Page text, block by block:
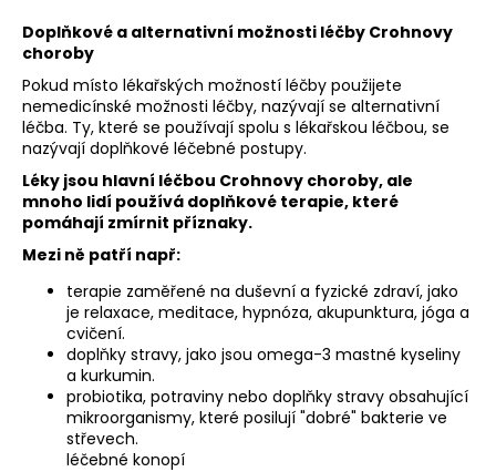
Doplňkové a alternativní možnosti léčby Crohnovy
choroby
Pokud místo lékařských možností léčby použijete
nemedicínské možnosti léčby, nazývají se alternativní
léčba. Ty, které se používají spolu s lékařskou léčbou, se
nazývají doplňkové léčebné postupy.
Léky jsou hlavní léčbou Crohnovy choroby, ale
mnoho lidí používá doplňkové terapie, které
pomáhají zmírnit příznaky.
Mezi ně patří např:
terapie zaměřené na duševní a fyzické zdraví, jako
je relaxace, meditace, hypnóza, akupunktura, jóga a
cvičení.
doplňky stravy, jako jsou omega-3 mastné kyseliny
a kurkumin.
probiotika, potraviny nebo doplňky stravy obsahující
mikroorganismy, které posilují "dobré" bakterie ve
střevech.
léčebné konopí